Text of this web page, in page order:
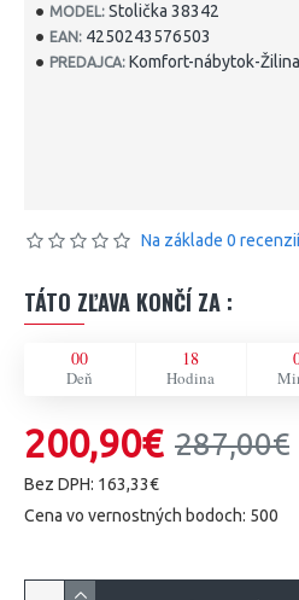
MODEL: Stolička 38342
EAN: 4250243576503
PREDAJCA: Komfort-nábytok-Žilina
Na základe 0
TÁTO ZĽAVA KONČÍ ZA :
00
Deň
18
Hodina
200,90€ 287,00€
Bez DPH: 163,33€
Cena vo vernostných bodoch: 500